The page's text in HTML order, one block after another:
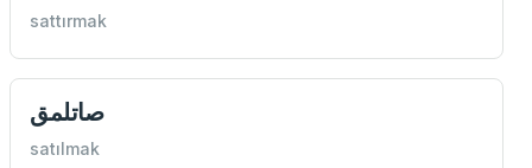
sattırmak
صاتلمق
satılmak